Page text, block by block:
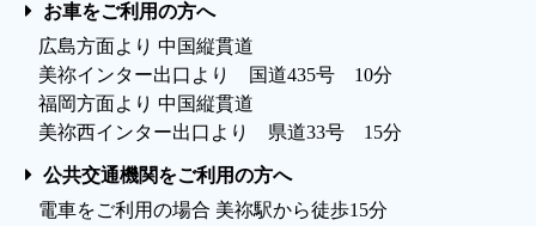
お車をご利用の方へ
広島方面より 中国縦貫道
美祢インター出口より 国道435号 10分
福岡方面より 中国縦貫道
美祢西インター出口より 県道33号 15分
公共交通機関をご利用の方へ
電車をご利用の場合 美祢駅から徒歩15分